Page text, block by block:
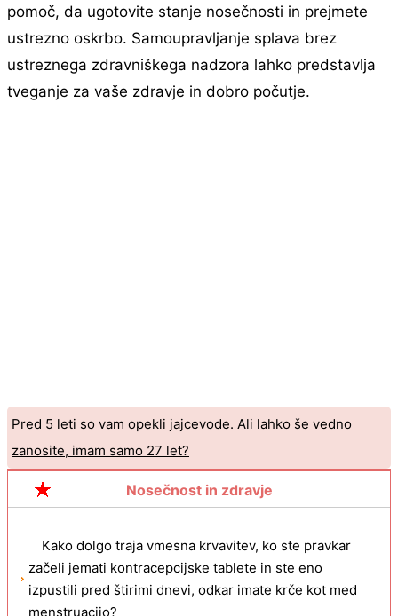
pomoč, da ugotovite stanje nosečnosti in prejmete
ustrezno oskrbo. Samoupravljanje splava brez
ustreznega zdravniškega nadzora lahko predstavlja
tveganje za vaše zdravje in dobro počutje.
Pred 5 leti so vam opekli jajcevode. Ali lahko še vedno
zanosite, imam samo 27 let?
Ali lahko zanosite v zadnjih dneh menstruacije?
Nosečnost in zdravje
Kako dolgo traja vmesna krvavitev, ko ste pravkar
začeli jemati kontracepcijske tablete in ste eno
izpustili pred štirimi dnevi, odkar imate krče kot med
menstruacijo?